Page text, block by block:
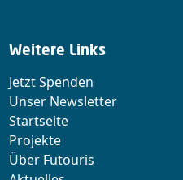
Weitere Links
Jetzt Spenden
Unser Newsletter
Startseite
Projekte
Über Futouris